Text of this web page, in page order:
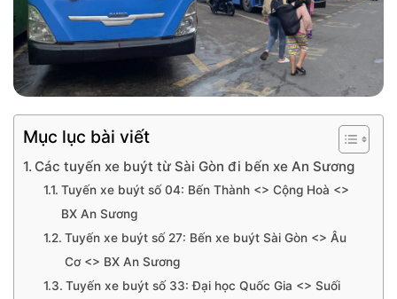
Mục lục bài viết
Các tuyến xe buýt từ Sài Gòn đi bến xe An Sương
Tuyến xe buýt số 04: Bến Thành <> Cộng Hoà <>
BX An Sương
Tuyến xe buýt số 27: Bến xe buýt Sài Gòn <> Âu
Cơ <> BX An Sương
Tuyến xe buýt số 33: Đại học Quốc Gia <> Suối